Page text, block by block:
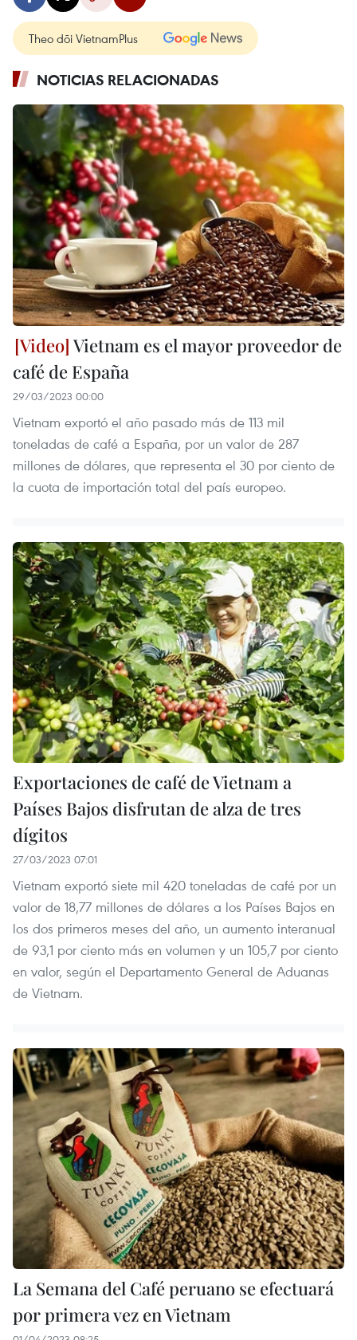
Theo dõi VietnamPlus
NOTICIAS RELACIONADAS
Vietnam es el mayor proveedor de
café de España
29/03/2023 00:00
Vietnam exportó el año pasado más de 113 mil
toneladas de café a España, por un valor de 287
millones de dólares, que representa el 30 por ciento de
la cuota de importación total del país europeo.
Exportaciones de café de Vietnam a
Países Bajos disfrutan de alza de tres
dígitos
27/03/2023 07:01
Vietnam exportó siete mil 420 toneladas de café por un
valor de 18,77 millones de dólares a los Países Bajos en
los dos primeros meses del año, un aumento interanual
de 93,1 por ciento más en volumen y un 105,7 por ciento
en valor, según el Departamento General de Aduanas
de Vietnam.
La Semana del Café peruano se efectuará
por primera vez en Vietnam